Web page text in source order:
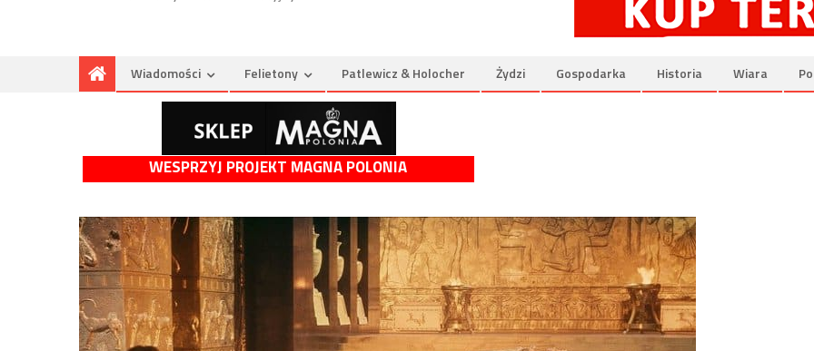
Wiadomości Felietony Patlewicz & Holocher Żydzi Gospodarka Historia Wiara
WESPRZYJ PROJEKT MAGNA POLONIA